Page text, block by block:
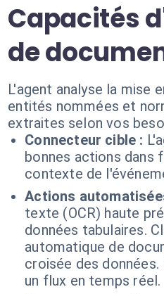
Capacités
de
L'agent analyse la mise
entités nommées et
extraites selon vos
Connecteur cible :
bonnes actions dans
contexte de
Actions
texte (OCR) haute
données tabulaires.
automatique de
croisée des
un flux en temps réel.